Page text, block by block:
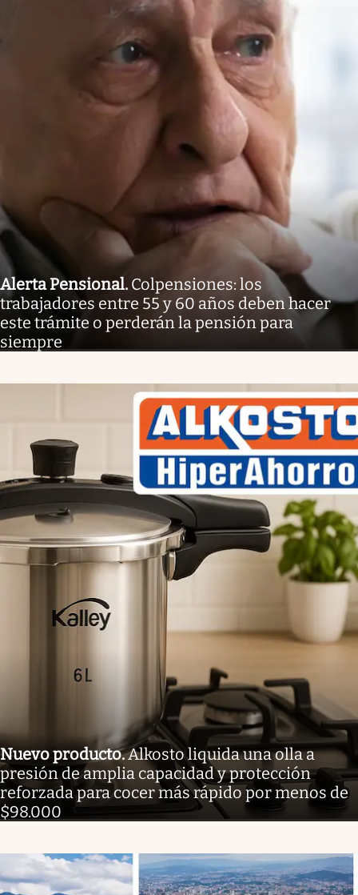
Alerta Pensional. Colpensiones: los
trabajadores entre 55 y 60 años deben hacer
este trámite o perderán la pensión para
siempre
Nuevo producto.Alkosto liquida una olla a
presión de amplia capacidad y protección
reforzada para cocer más rápido por menos de
$98.000